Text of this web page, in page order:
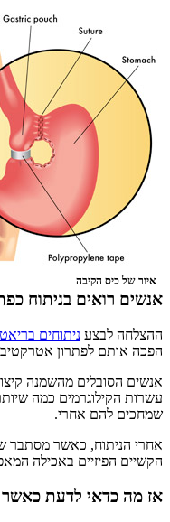
איור של כיס הקיבה
אנשים רואים בניתוח
ההצלחה לבצע ניתוחים
הפכה אותם לפתרון
אנשים הסובלים מהשמנה
עשרות הקילוגרמים כמה
שמחכים להם אחרי.
אחרי הניתוח, כאשר מסתבר
הקשיים הפיזיים באכילה
אז מה כדאי לדעת כאשר